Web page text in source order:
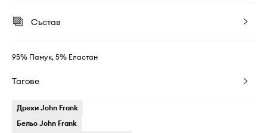
Състав
95% Памук, 5% Еластан
Тагове
Дрехи John Frank
Бельо John Frank